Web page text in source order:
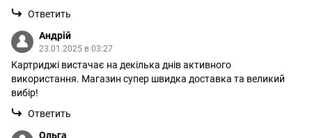
Ответить
Андрій
23.01.2025 в 03:27
Картриджі вистачає на декілька днів активного
використання. Магазин супер швидка доставка та великий
вибір!
Ответить
Ольга